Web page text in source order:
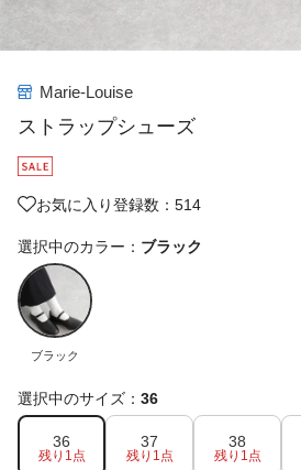
Marie-Louise
ストラップシューズ
お気に入り登録数：514
選択中のカラー： ブラック
ブラック
選択中のサイズ： 36
36
残り1点
37
残り1点
38
残り1点